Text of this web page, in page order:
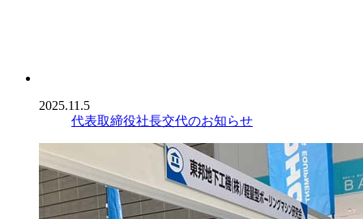
2025.11.5
代表取締役社長交代のお知らせ